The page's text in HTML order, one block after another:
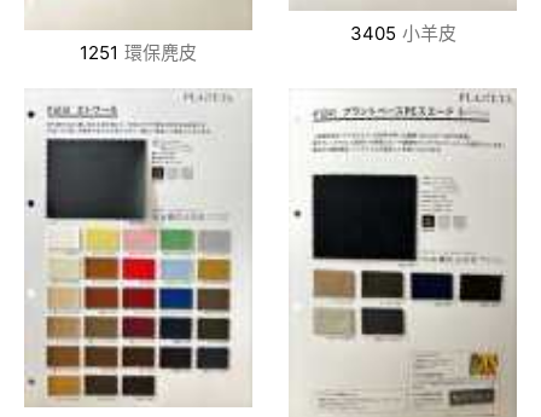
1251 環保麂皮
3405 小羊皮